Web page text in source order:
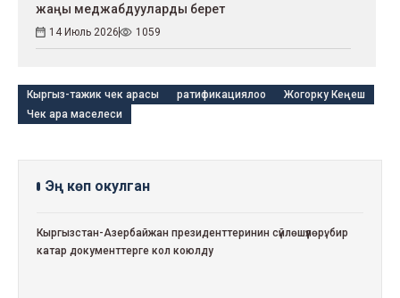
жаңы меджабдууларды берет
14 Июль 2026 1059
Кыргыз-тажик чек арасы ратификациялоо
Жогорку Кеңеш
Чек ара маселеси
Эң көп окулган
Кыргызстан-Азербайжан президенттеринин сүйлөшүүлөрү: бир
катар документтерге кол коюлду